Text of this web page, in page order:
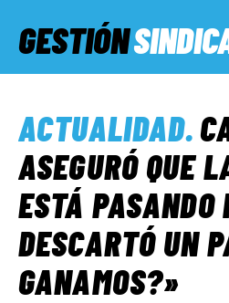
GESTIÓN
SERVICIOS SOCIALES
INFORMES
FUERA DE MEGÁFONO
ACTUALIDAD.
ASEGURÓ QUE
ESTÁ PASANDO
DESCARTÓ UN
GANAMOS?»